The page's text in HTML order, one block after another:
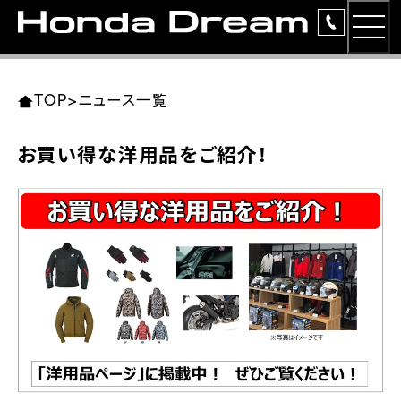
安心のサービス
レンタルバイク
洋用品
イベント
TOP>ニュース一覧
お買い得な洋用品をご紹介！
東北エリア 店舗一覧
岩手県
ホンダドリーム 盛岡
宮城県
ホンダドリーム 仙台泉
ホンダドリーム 宮城岩沼
関東エリア 店舗一覧
東京都
ホンダドリーム 世田谷
ホンダドリーム 西東京
ホンダドリーム 練馬
ホンダドリーム 板橋
中部エリア 店舗一覧
愛知県
ホンダドリーム 名古屋中央
ホンダドリーム 名古屋南
ホンダドリーム 小牧
ホンダドリーム 名古屋東
近畿エリア 店舗一覧
大阪府
ホンダドリーム 堺
ホンダドリーム 箕面
ホンダドリーム 藤井寺
ホンダドリーム 東淀川
中国・四国エリア 店舗一覧
岡山県
ホンダドリーム 岡山
広島県
ホンダドリーム 広島
ホンダドリーム 福山
九州エリア 店舗一覧
福岡県
ホンダドリーム 博多
ホンダドリーム 福岡東
ホンダドリーム 久留米
ホンダドリーム 福岡春日